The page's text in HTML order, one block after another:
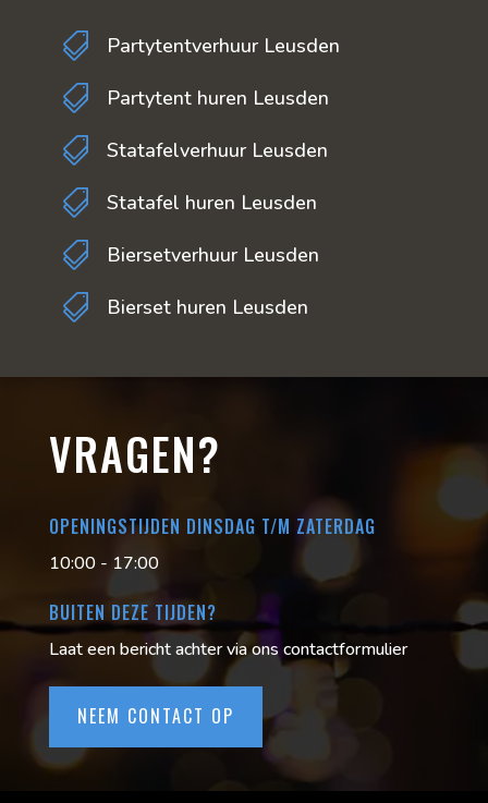
 Partytentverhuur Leusden
 Partytent huren Leusden
 Statafelverhuur Leusden
 Statafel huren Leusden
 Biersetverhuur Leusden
 Bierset huren Leusden
VRAGEN?
OPENINGSTIJDEN DINSDAG T/M ZATERDAG
10:00 - 17:00
BUITEN DEZE TIJDEN?
Laat een bericht achter via ons contactformulier
NEEM CONTACT OP